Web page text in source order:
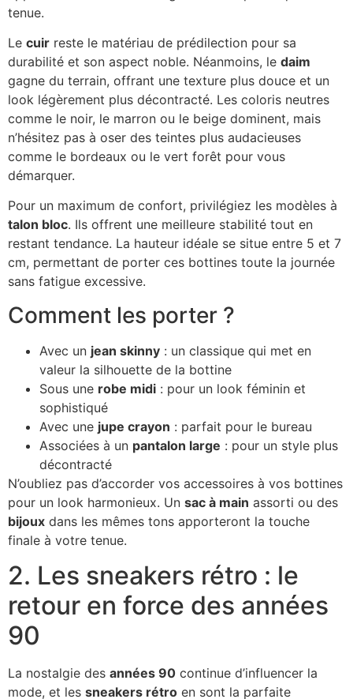
tenue.
Le cuir reste le matériau de prédilection pour sa
durabilité et son aspect noble. Néanmoins, le daim
gagne du terrain, offrant une texture plus douce et un
look légèrement plus décontracté. Les coloris neutres
comme le noir, le marron ou le beige dominent, mais
n’hésitez pas à oser des teintes plus audacieuses
comme le bordeaux ou le vert forêt pour vous
démarquer.
Pour un maximum de confort, privilégiez les modèles à
talon bloc. Ils offrent une meilleure stabilité tout en
restant tendance. La hauteur idéale se situe entre 5 et 7
cm, permettant de porter ces bottines toute la journée
sans fatigue excessive.
Comment les porter ?
Avec un jean skinny : un classique qui met en
valeur la silhouette de la bottine
Sous une robe midi : pour un look féminin et
sophistiqué
Avec une jupe crayon : parfait pour le bureau
Associées à un pantalon large : pour un style plus
décontracté
N’oubliez pas d’accorder vos accessoires à vos bottines
pour un look harmonieux. Un sac à main assorti ou des
bijoux dans les mêmes tons apporteront la touche
finale à votre tenue.
2. Les sneakers rétro : le
retour en force des années
90
La nostalgie des années 90 continue d’influencer la
mode, et les sneakers rétro en sont la parfaite